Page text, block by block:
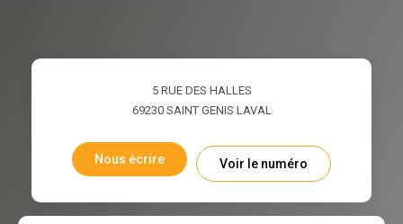
5 RUE DES HALLES
69230 SAINT GENIS LAVAL
Nous écrire Voir le numéro